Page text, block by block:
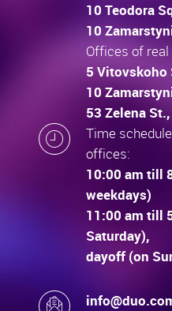
10 Teodora
10
Offices of
5 Vitovskoho
10
53 Zelena
Time
offices:
10:00 am till
weekdays)
11:00 am till
Saturday),
dayoff (on